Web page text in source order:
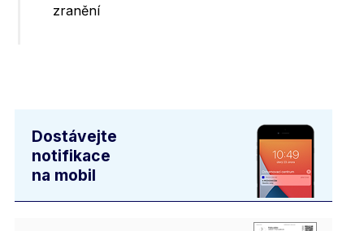
zranění
Dostávejte
notifikace
na mobil